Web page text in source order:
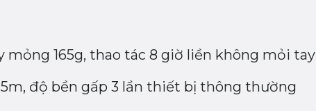
165g, thao tác 8 giờ liền không mỏi tay
độ bền gấp 3 lần thiết bị thông thường